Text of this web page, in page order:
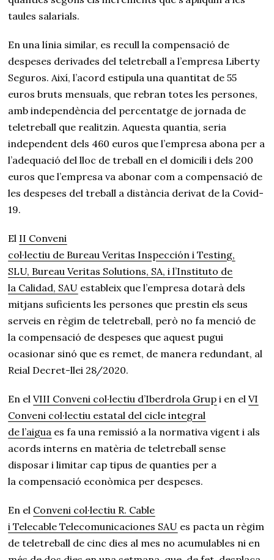
taules salarials.
En una línia similar, es recull la compensació de
despeses derivades del teletreball a l’empresa Liberty
Seguros. Així, l’acord estipula una quantitat de 55
euros bruts mensuals, que rebran totes les persones,
amb independència del percentatge de jornada de
teletreball que realitzin. Aquesta quantia, seria
independent dels 460 euros que l’empresa abona per a
l’adequació del lloc de treball en el domicili i dels 200
euros que l’empresa va abonar com a compensació de
les despeses del treball a distància derivat de la Covid-
19.
El II Conveni
col·lectiu de Bureau Veritas Inspección i Testing,
SLU, Bureau Veritas Solutions, SA, i l’Instituto de
la Calidad, SAU estableix que l’empresa dotarà dels
mitjans suficients les persones que prestin els seus
serveis en règim de teletreball, però no fa menció de
la compensació de despeses que aquest pugui
ocasionar sinó que es remet, de manera redundant, al
Reial Decret-llei 28/2020.
En elVIII Conveni col·lectiu d’Iberdrola Grup i en elVI
Conveni col·lectiu estatal del cicle integral
de l’aigua es fa una remissió a la normativa vigent i als
acords interns en matèria de teletreball sense
disposar i limitar cap tipus de quanties per a
la compensació econòmica per despeses.
En el Conveni col·lectiu R. Cable
i Telecable Telecomunicaciones SAU es pacta un règim
de teletreball de cinc dies al mes no acumulables ni en